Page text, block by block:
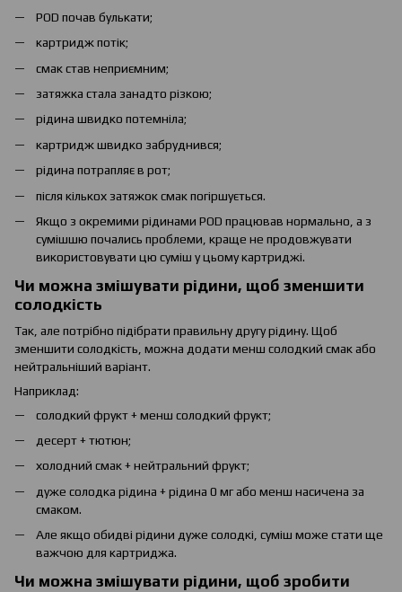
POD почав булькати;
картридж потік;
смак став неприємним;
затяжка стала занадто різкою;
рідина швидко потемніла;
картридж швидко забруднився;
рідина потрапляє в рот;
після кількох затяжок смак погіршується.
Якщо з окремими рідинами POD працював нормально, а з
сумішшю почались проблеми, краще не продовжувати
використовувати цю суміш у цьому картриджі.
Чи можна змішувати рідини, щоб зменшити
солодкість
Так, але потрібно підібрати правильну другу рідину. Щоб
зменшити солодкість, можна додати менш солодкий смак або
нейтральніший варіант.
Наприклад:
солодкий фрукт + менш солодкий фрукт;
десерт + тютюн;
холодний смак + нейтральний фрукт;
дуже солодка рідина + рідина 0 мг або менш насичена за
смаком.
Але якщо обидві рідини дуже солодкі, суміш може стати ще
важчою для картриджа.
Чи можна змішувати рідини, щоб зробити